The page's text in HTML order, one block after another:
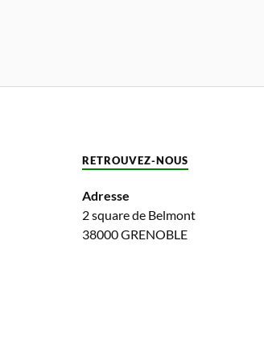
RETROUVEZ-NOUS
Adresse
2 square de Belmont
38000 GRENOBLE